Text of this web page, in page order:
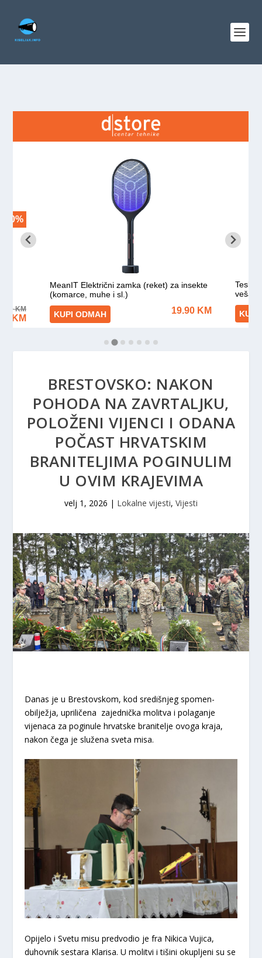
BRESTOVSKO: NAKON
POHODA NA ZAVRTALJKU,
POLOŽENI VIJENCI I ODANA
POČAST HRVATSKIM
BRANITELJIMA POGINULIM
U OVIM KRAJEVIMA
velj 1, 2026 | Lokalne vijesti, Vijesti
Danas je u Brestovskom, kod središnjeg spomen-
obilježja, upriličena zajednička molitva i polaganje
vijenaca za poginule hrvatske branitelje ovoga kraja,
nakon čega je služena sveta misa.
Opijelo i Svetu misu predvodio je fra Nikica Vujica,
duhovnik sestara Klarisa. U molitvi i tišini okupljeni su se